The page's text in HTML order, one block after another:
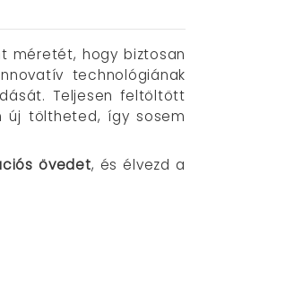
méretét, hogy biztosan
technológiának
Teljesen feltöltött
új töltheted, így sosem
övedet, és élvezd a